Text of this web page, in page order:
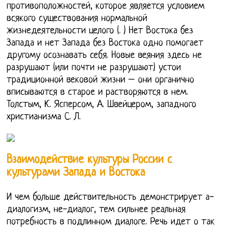
противоположностей, которое является условием
всякого существования нормальной
жизнедеятельности целого (. ) Нет Востока без
Запада и нет Запада без Востока одно помогает
другому осознавать себя. Новые веяния здесь не
разрушают (или почти не разрушают) устои
традиционной вековой жизни – они органично
вписываются в старое и растворяются в нем.
Толстым, К. Ясперсом, А. Швейцером, западного
христианизма С. Л.
Взаимодействие культуры России с
культурами Запада и Востока
И чем больше действительность демонстрирует а-
диалогизм, не-диалог, тем сильнее реальная
потребность в подлинном диалоге. Речь идет о так